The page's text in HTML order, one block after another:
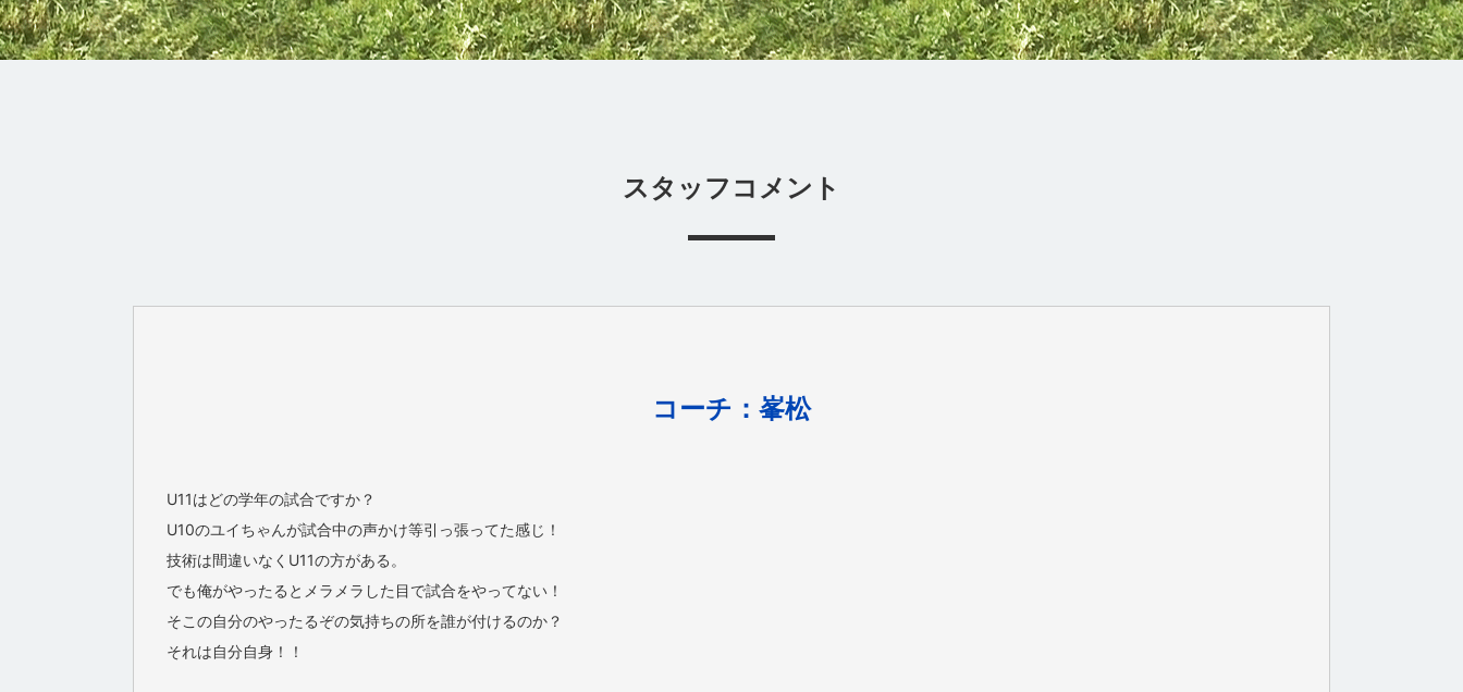
スタッフコメント
コーチ：峯松
U11はどの学年の試合ですか？
U10のユイちゃんが試合中の声かけ等引っ張ってた感じ！
技術は間違いなくU11の方がある。
でも俺がやったるとメラメラした目で試合をやってない！
そこの自分のやったるぞの気持ちの所を誰が付けるのか？
それは自分自身！！